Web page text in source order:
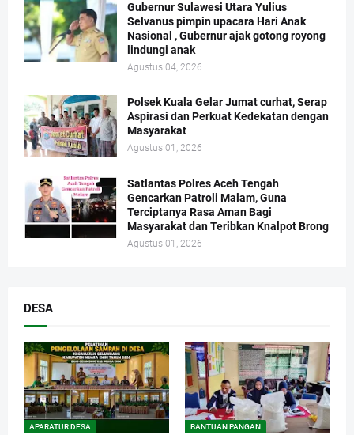
Gubernur Sulawesi Utara Yulius
Selvanus pimpin upacara Hari Anak
Nasional , Gubernur ajak gotong royong
lindungi anak
Agustus 04, 2026
Polsek Kuala Gelar Jumat curhat, Serap
Aspirasi dan Perkuat Kedekatan dengan
Masyarakat
Agustus 01, 2026
Satlantas Polres Aceh Tengah
Gencarkan Patroli Malam, Guna
Terciptanya Rasa Aman Bagi
Masyarakat dan Teribkan Knalpot Brong
Agustus 01, 2026
DESA
APARATUR DESA BANTUAN PANGAN